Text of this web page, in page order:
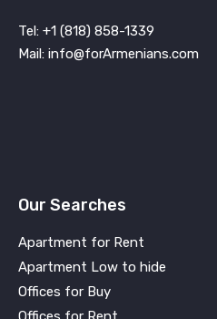
Tel: +1 (818) 858-1339
Mail: info@forArmenians.com
Our Searches
Apartment for Rent
Apartment Low to hide
Offices for Buy